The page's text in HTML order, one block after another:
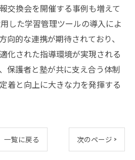
交換会を開催する事例も増えて
した学習管理ツールの導入によ
向的な連携が期待されており、
化された指導環境が実現される
保護者と塾が共に支え合う体制
着と向上に大きな力を発揮する
一覧に戻る 次のページ >